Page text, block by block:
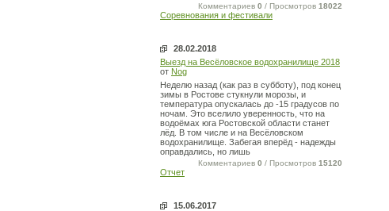
Комментариев 0 / Просмотров 18022
Соревнования и фестивали
28.02.2018
Выезд на Весёловское водохранилище 2018
от Nog
Неделю назад (как раз в субботу), под конец
зимы в Ростове стукнули морозы, и
температура опускалась до -15 градусов по
ночам. Это вселило уверенность, что на
водоёмах юга Ростовской области станет
лёд. В том числе и на Весёловском
водохранилище. Забегая вперёд - надежды
оправдались, но лишь
Комментариев 0 / Просмотров 15120
Отчет
15.06.2017